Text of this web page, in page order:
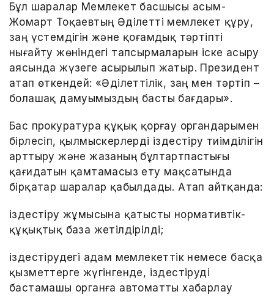
Бұл шаралар Мемлекет басшысы Қасым-
Жомарт Тоқаевтың Әділетті мемлекет құру,
заң үстемдігін және қоғамдық тәртіпті
нығайту жөніндегі тапсырмаларын іске асыру
аясында жүзеге асырылып жатыр. Президент
атап өткендей: «Әділеттілік, заң мен тәртіп –
болашақ дамуымыздың басты бағдары».
Бас прокуратура құқық қорғау органдарымен
бірлесіп, қылмыскерлерді іздестіру тиімділігін
арттыру және жазаның бұлтартпастығы
қағидатын қамтамасыз ету мақсатында
бірқатар шаралар қабылдады. Атап айтқанда:
іздестіру жұмысына қатысты нормативтік-
құқықтық база жетілдірілді;
іздестірудегі адам мемлекеттік немесе басқа
қызметтерге жүгінгенде, іздестіруді
бастамашы органға автоматты хабарлау